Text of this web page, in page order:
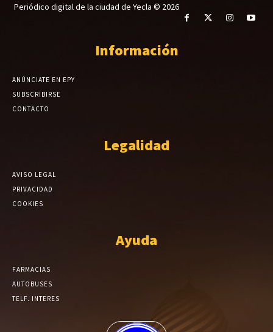
Periódico digital de la ciudad de Yecla © 2026
Información
ANÚNCIATE EN EPY
SUBSCRIBIRSE
CONTACTO
Legalidad
AVISO LEGAL
PRIVACIDAD
COOKIES
Ayuda
FARMACIAS
AUTOBUSES
TELF. INTERES